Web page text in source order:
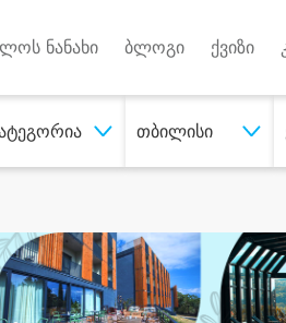
ნანახი ბლოგი ქვიზი
თბილისი